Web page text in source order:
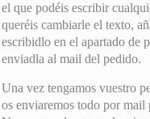
el que podéis escribir
queréis cambiarle el texto,
escribidlo en el apartado de
enviadla al mail del pedido.
Una vez tengamos vuestro
os enviaremos todo por